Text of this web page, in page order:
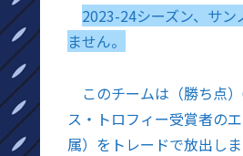
2023-24シーズン、サ
ません。
このチームは（勝ち点
ス・トロフィー受賞者の
属）をトレードで放出しま